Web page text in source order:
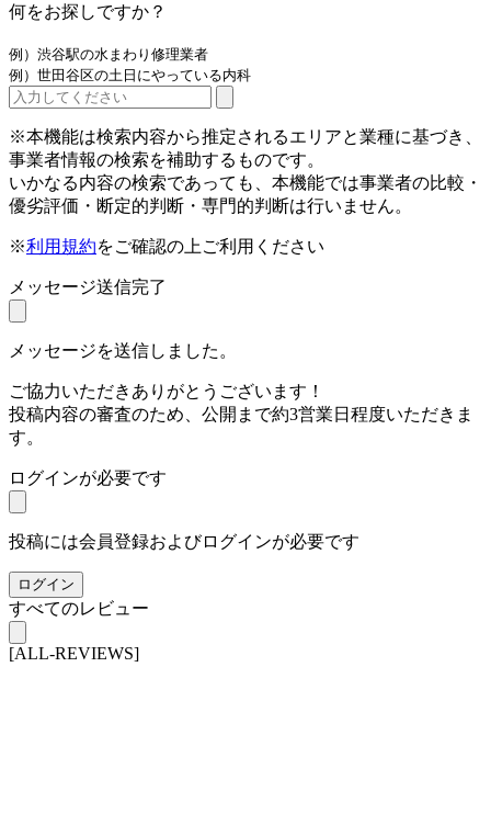
何をお探しですか？
例）渋谷駅の水まわり修理業者
例）世田谷区の土日にやっている内科
※本機能は検索内容から推定されるエリアと業種に基づき、
事業者情報の検索を補助するものです。
いかなる内容の検索であっても、本機能では事業者の比較・
優劣評価・断定的判断・専門的判断は行いません。
※利用規約をご確認の上ご利用ください
メッセージ送信完了
メッセージを送信しました。
ご協力いただきありがとうございます！
投稿内容の審査のため、公開まで約3営業日程度いただきま
す。
ログインが必要です
投稿には会員登録およびログインが必要です
ログイン
すべてのレビュー
[ALL-REVIEWS]